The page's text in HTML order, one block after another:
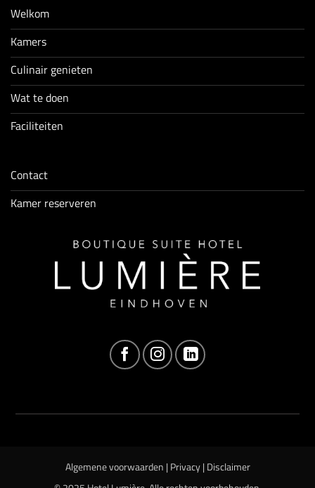
Welkom
Kamers
Culinair genieten
Wat te doen
Faciliteiten
Contact
Kamer reserveren
Algemene voorwaarden |Privacy|Disclaimer